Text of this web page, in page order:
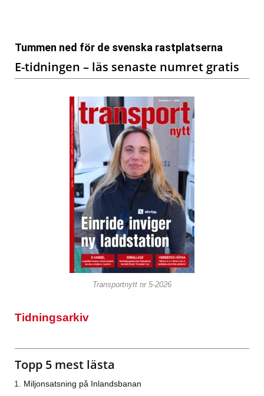
Tummen ned för de svenska rastplatserna
E-tidningen – läs senaste numret gratis
Transportnytt nr 5-2026
Tidningsarkiv
Topp 5 mest lästa
Miljonsatsning på Inlandsbanan